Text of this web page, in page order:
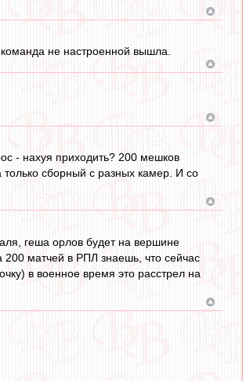
не настроенной вышла.
- нахуя приходить? 200 мешков
только сборный с разных камер. И со
геша орлов будет на вершине
матчей в РПЛ знаешь, что сейчас
в военное время это расстрел на